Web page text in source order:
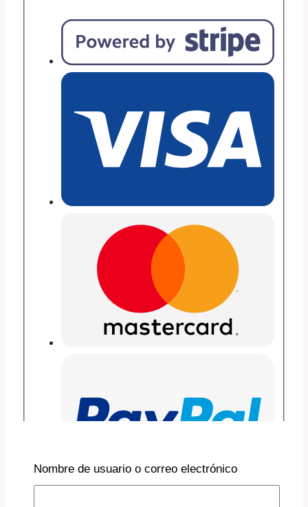
Nombre de usuario o correo electrónico